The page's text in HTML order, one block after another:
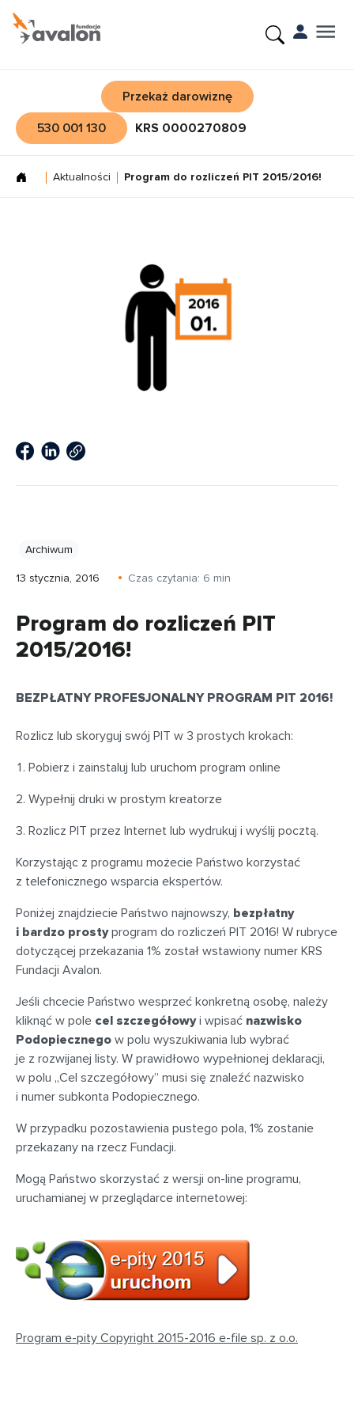
Przekaż darowiznę
530 001 130
KRS 0000270809
Aktualności Program do rozliczeń PIT 2015/2016!
Archiwum
13 stycznia, 2016 Czas czytania: 6 min
Program do rozliczeń PIT
2015/2016!
BEZPŁATNY PROFESJONALNY PROGRAM PIT 2016!
Rozlicz lub skoryguj swój PIT w 3 prostych krokach:
Pobierz i zainstaluj lub uruchom program online
Wypełnij druki w prostym kreatorze
Rozlicz PIT przez Internet lub wydrukuj i wyślij pocztą.
Korzystając z programu możecie Państwo korzystać
z telefonicznego wsparcia ekspertów.
Poniżej znajdziecie Państwo najnowszy, bezpłatny
i bardzo prostyprogram do rozliczeń PIT 2016! W rubryce
dotyczącej przekazania 1% został wstawiony numer KRS
Fundacji Avalon.
Jeśli chcecie Państwo wesprzeć konkretną osobę, należy
kliknąć w pole cel szczegółowyi wpisać nazwisko
Podopiecznego w polu wyszukiwania lub wybrać
je z rozwijanej listy. W prawidłowo wypełnionej deklaracji,
w polu „Cel szczegółowy” musi się znaleźć nazwisko
i numer subkonta Podopiecznego.
W przypadku pozostawienia pustego pola, 1% zostanie
przekazany na rzecz Fundacji.
Mogą Państwo skorzystać z wersji on-line programu,
uruchamianej w przeglądarce internetowej:
Program e-pity Copyright 2015-2016 e-file sp. z o.o.